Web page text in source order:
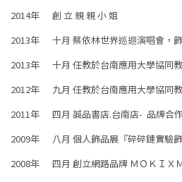
2014年 創 立 親 親 小 姐
2013年 十月 蔡依林世界巡迴演唱會，
2013年 十月 任教於台南應用大學協同
2012年 九月 任教於台南應用大學協同
2011年 四月 誠品書店.台南店- 品牌合
2009年 八月 個人飾品展『碎碎鏈實驗
2008年 四月 創立網路品牌 ＭＯＫＩＸ